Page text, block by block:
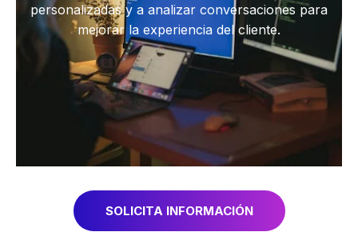
personalizadas y a analizar conversaciones para
mejorar la experiencia del cliente.
SOLICITA INFORMACIÓN